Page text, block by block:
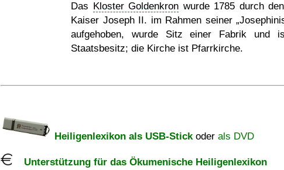
Das Kloster Goldenkron wurde 1785 durch
Kaiser Joseph II. im Rahmen seiner
aufgehoben, wurde Sitz einer Fabrik und
Staatsbesitz; die Kirche ist Pfarrkirche.
Heiligenlexikon als USB-Stickoder als DVD
Unterstützung für das Ökumenische Heiligenlexikon